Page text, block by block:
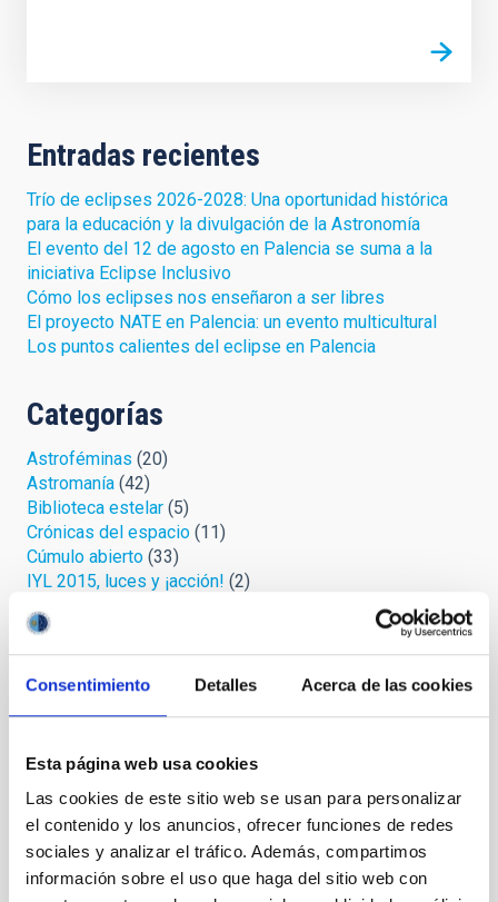
Consentimiento Detalles Acerca de las cookies
Esta página web usa cookies
Las cookies de este sitio web se usan para personalizar
el contenido y los anuncios, ofrecer funciones de redes
sociales y analizar el tráfico. Además, compartimos
información sobre el uso que haga del sitio web con
Entradas recientes
Trío de eclipses 2026-2028: Una oportunidad histórica
para la educación y la divulgación de la Astronomía
El evento del 12 de agosto en Palencia se suma a la
iniciativa Eclipse Inclusivo
Cómo los eclipses nos enseñaron a ser libres
El proyecto NATE en Palencia: un evento multicultural
Los puntos calientes del eclipse en Palencia
Categorías
Astroféminas (20)
Astromanía (42)
Biblioteca estelar (5)
Crónicas del espacio (11)
Cúmulo abierto (33)
IYL 2015, luces y ¡acción! (2)
Microrrelatos cósmicos
Mirando al cielo(57)
Palmeros en el ORM
(7)
Retórica astrofísica
Safari cósmico(6)
Sin categoría(1)
Uni-versos(3)
Archivo